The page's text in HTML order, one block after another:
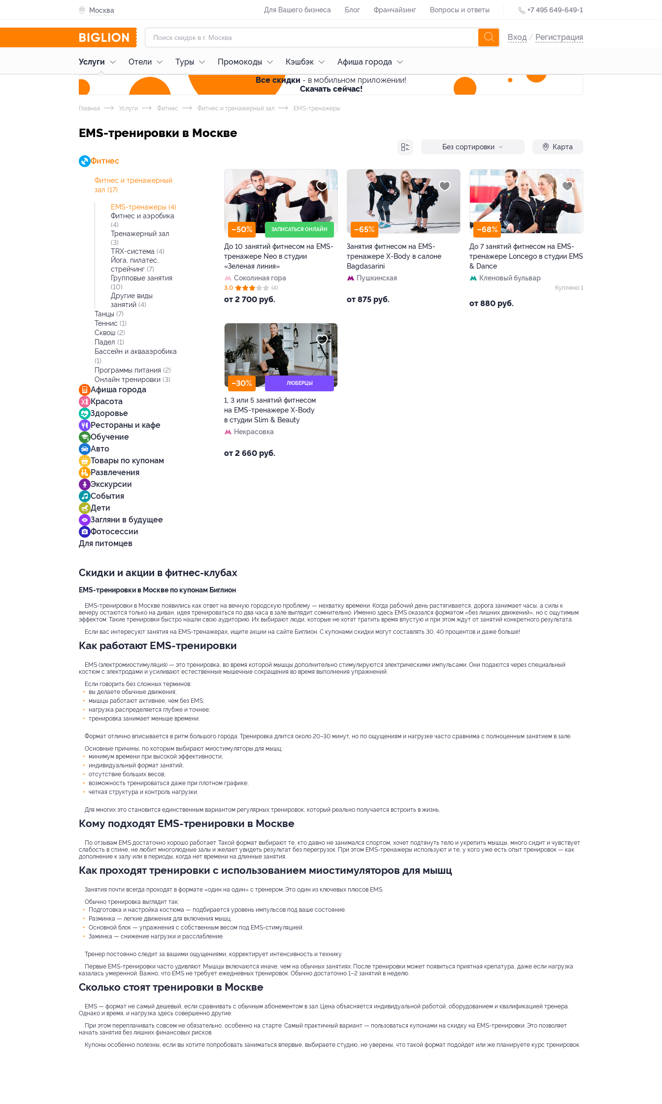
Москва Для Вашего бизнеса Блог Франчайзинг Вопросы и ответы +7 495 649-649-1
Вход / Регистрация
Услуги Отели Туры Промокоды Кэшбэк
Афиша города
Все скидки - в мобильном приложении!
Скачать сейчас!
Главная Услуги Фитнес Фитнес и тренажерный зал EMS-тренажеры
EMS-тренировки в Москве
Без сортировки Карта
Афиша города
Красота
Здоровье
Рестораны и кафе
Обучение
Авто
Фитнес
Фитнес и тренажерный
зал (17)
Фитнес и аэробика
(4)
Тренажерный зал
(3)
TRX-система (4)
EMS-тренажеры (4)
Йога, пилатес,
стрейчинг (7)
Групповые занятия
(10)
Другие виды
занятий (4)
Танцы (7)
Теннис (1)
Сквош (2)
Падел (1)
Бассейн и аквааэробика
(1)
Программы питания (2)
Онлайн тренировки (3)
Товары по купонам
Развлечения
Экскурсии
События
Дети
Загляни в будущее
Фотосессии
Для питомцев
–50% ЗАПИСАТЬСЯ ОНЛАЙН
До 10 занятий фитнесом на EMS-
тренажере Neo в студии
«Зеленая линия»
Соколиная гора
от 2 700 руб.
3.0 (4)
–65%
Занятия фитнесом на EMS-
тренажере X-Body в салоне
Bagdasarini
Пушкинская
от 875 руб.
–68%
До 7 занятий фитнесом на EMS-
тренажере Loncego в студии EMS
& Dance
Кленовый бульвар
от 880 руб.
Куплено 1
–30% ЛЮБЕРЦЫ
1, 3 или 5 занятий фитнесом
на EMS-тренажере X-Body
в студии Slim & Beauty
Некрасовка
от 2 660 руб.
Скидки и акции в фитнес-клубах
EMS-тренировки в Москве по купонам Биглион
EMS-тренировки в Москве появились как ответ на вечную городскую проблему — нехватку времени. Когда рабочий день растягивается, дорога занимает часы, а силы к
вечеру остаются только на диван, идея тренироваться по два часа в зале выглядит сомнительно. Именно здесь EMS оказался форматом «без лишних движений», но с ощутимым
эффектом. Такие тренировки быстро нашли свою аудиторию. Их выбирают люди, которые не хотят тратить время впустую и при этом ждут от занятий конкретного результата.
Если вас интересуют занятия на EMS-тренажерах, ищите акции на сайте Биглион. С купонами скидки могут составлять 30, 40 процентов и даже больше!
Как работают EMS-тренировки
EMS (электромиостимуляция) — это тренировка, во время которой мышцы дополнительно стимулируются электрическими импульсами. Они подаются через специальный
костюм с электродами и усиливают естественные мышечные сокращения во время выполнения упражнений.
Если говорить без сложных терминов:
вы делаете обычные движения;
мышцы работают активнее, чем без EMS;
нагрузка распределяется глубже и точнее;
тренировка занимает меньше времени.
Формат отлично вписывается в ритм большого города. Тренировка длится около 20–30 минут, но по ощущениям и нагрузке часто сравнима с полноценным занятием в зале.
Основные причины, по которым выбирают миостимуляторы для мышц:
минимум времени при высокой эффективности;
индивидуальный формат занятий;
отсутствие больших весов;
возможность тренироваться даже при плотном графике;
четкая структура и контроль нагрузки.
Для многих это становится единственным вариантом регулярных тренировок, который реально получается встроить в жизнь.
Кому подходят EMS-тренировки в Москве
По отзывам EMS достаточно хорошо работает. Такой формат выбирают те, кто давно не занимался спортом, хочет подтянуть тело и укрепить мышцы, много сидит и чувствует
слабость в спине, не любит многолюдные залы и желает увидеть результат без перегрузок. При этом EMS-тренажеры используют и те, у кого уже есть опыт тренировок — как
дополнение к залу или в периоды, когда нет времени на длинные занятия.
Как проходят тренировки с использованием миостимуляторов для мышц
Занятия почти всегда проходят в формате «один на один» с тренером. Это один из ключевых плюсов EMS.
Обычно тренировка выглядит так:
Подготовка и настройка костюма — подбирается уровень импульсов под ваше состояние.
Разминка — легкие движения для включения мышц.
Основной блок — упражнения с собственным весом под EMS-стимуляцией.
Заминка — снижение нагрузки и расслабление.
Тренер постоянно следит за вашими ощущениями, корректирует интенсивность и технику.
Первые EMS-тренировки часто удивляют. Мышцы включаются иначе, чем на обычных занятиях. После тренировки может появиться приятная крепатура, даже если нагрузка
казалась умеренной. Важно, что EMS не требует ежедневных тренировок. Обычно достаточно 1–2 занятий в неделю.
Сколько стоят тренировки в Москве
EMS — формат не самый дешевый, если сравнивать с обычным абонементом в зал. Цена объясняется индивидуальной работой, оборудованием и квалификацией тренера.
Однако и время, и нагрузка здесь совершенно другие.
При этом переплачивать совсем не обязательно, особенно на старте. Самый практичный вариант — пользоваться купонами на скидку на EMS-тренировки. Это позволяет
начать занятия без лишних финансовых рисков.
Купоны особенно полезны, если вы хотите попробовать заниматься впервые, выбираете студию, не уверены, что такой формат подойдет или же планируете курс тренировок.